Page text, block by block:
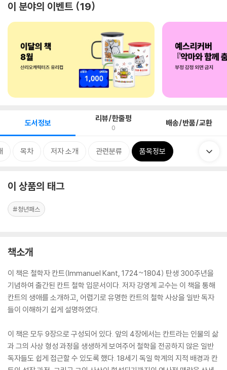
이 분야의 이벤트 19
도서정보 리뷰/한줄평
0 배송/반품/교환
목차 저자 소개 관련분류 품목정보
이 상품의 태그
#청년패스
책소개
이 책은 철학자 칸트(Immanuel Kant, 1724~1804) 탄생 300주년을
기념하여 출간된 칸트 철학 입문서이다. 저자 강영계 교수는 이 책을 통해
칸트의 생애를 소개하고, 어렵기로 유명한 칸트의 철학 사상을 일반 독자
들이 이해하기 쉽게 설명하였다.
이 책은 모두 9장으로 구성되어 있다. 앞의 4장에서는 칸트라는 인물의 삶
과 그의 사상 형성 과정을 생생하게 보여주어 철학을 전공하지 않은 일반
독자들도 쉽게 접근할 수 있도록 했다. 18세기 독일 학계의 지적 배경과 칸